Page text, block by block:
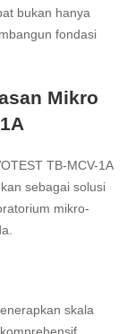
bukan hanya
fondasi
Mikro
TB-MCV-1A
sebagai solusi
mikro-
skala